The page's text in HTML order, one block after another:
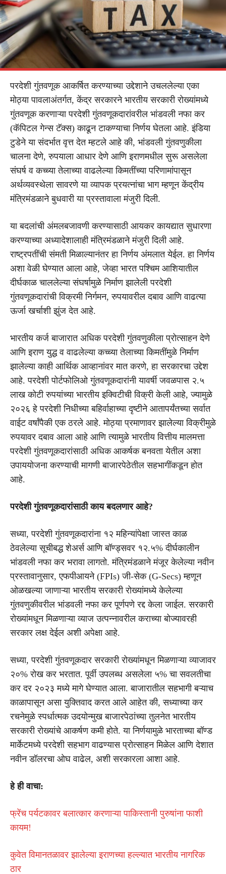
परदेशी गुंतवणूक आकर्षित करण्याच्या उद्देशाने उचललेल्या एका
मोठ्या पावलाअंतर्गत, केंद्र सरकारने भारतीय सरकारी रोख्यांमध्ये
गुंतवणूक करणाऱ्या परदेशी गुंतवणूकदारांवरील भांडवली नफा कर
(कॅपिटल गेन्स टॅक्स) काढून टाकण्याचा निर्णय घेतला आहे. इंडिया
टुडेने या संदर्भात वृत्त देत म्हटले आहे की, भांडवली गुंतवणुकीला
चालना देणे, रुपयाला आधार देणे आणि इराणमधील सुरू असलेला
संघर्ष व कच्च्या तेलाच्या वाढलेल्या किमतींच्या परिणामांपासून
अर्थव्यवस्थेला सावरणे या व्यापक प्रयत्नांचा भाग म्हणून केंद्रीय
मंत्रिमंडळाने बुधवारी या प्रस्तावाला मंजुरी दिली.
या बदलांची अंमलबजावणी करण्यासाठी आयकर कायद्यात सुधारणा
करण्याच्या अध्यादेशालाही मंत्रिमंडळाने मंजुरी दिली आहे.
राष्ट्रपतींची संमती मिळाल्यानंतर हा निर्णय अंमलात येईल. हा निर्णय
अशा वेळी घेण्यात आला आहे, जेव्हा भारत पश्चिम आशियातील
दीर्घकाळ चाललेल्या संघर्षामुळे निर्माण झालेली परदेशी
गुंतवणूकदारांची विक्रमी निर्गमन, रुपयावरील दबाव आणि वाढत्या
ऊर्जा खर्चाशी झुंज देत आहे.
भारतीय कर्ज बाजारात अधिक परदेशी गुंतवणुकीला प्रोत्साहन देणे
आणि इराण युद्ध व वाढलेल्या कच्च्या तेलाच्या किमतींमुळे निर्माण
झालेल्या काही आर्थिक आव्हानांवर मात करणे, हा सरकारचा उद्देश
आहे. परदेशी पोर्टफोलिओ गुंतवणूकदारांनी यावर्षी जवळपास २.५
लाख कोटी रुपयांच्या भारतीय इक्विटीची विक्री केली आहे, ज्यामुळे
२०२६ हे परदेशी निधीच्या बहिर्वाहाच्या दृष्टीने आतापर्यंतच्या सर्वात
वाईट वर्षांपैकी एक ठरले आहे. मोठ्या प्रमाणावर झालेल्या विक्रीमुळे
रुपयावर दबाव आला आहे आणि त्यामुळे भारतीय वित्तीय मालमत्ता
परदेशी गुंतवणूकदारांसाठी अधिक आकर्षक बनवता येतील अशा
उपाययोजना करण्याची मागणी बाजारपेठेतील सहभागींकडून होत
आहे.
परदेशी गुंतवणूकदारांसाठी काय बदलणार आहे?
सध्या, परदेशी गुंतवणूकदारांना १२ महिन्यांपेक्षा जास्त काळ
ठेवलेल्या सूचीबद्ध शेअर्स आणि बॉण्ड्सवर १२.५% दीर्घकालीन
भांडवली नफा कर भरावा लागतो. मंत्रिमंडळाने मंजूर केलेल्या नवीन
प्रस्तावानुसार, एफपीआयने (FPIs) जी-सेक (G-Secs) म्हणून
ओळखल्या जाणाऱ्या भारतीय सरकारी रोख्यांमध्ये केलेल्या
गुंतवणुकीवरील भांडवली नफा कर पूर्णपणे रद्द केला जाईल. सरकारी
रोख्यांमधून मिळणाऱ्या व्याज उत्पन्नावरील कराच्या बोज्यावरही
सरकार लक्ष देईल अशी अपेक्षा आहे.
सध्या, परदेशी गुंतवणूकदार सरकारी रोख्यांमधून मिळणाऱ्या व्याजावर
२०% रोख कर भरतात. पूर्वी उपलब्ध असलेला ५% चा सवलतीचा
कर दर २०२३ मध्ये मागे घेण्यात आला. बाजारातील सहभागी बऱ्याच
काळापासून असा युक्तिवाद करत आले आहेत की, सध्याच्या कर
रचनेमुळे स्पर्धात्मक उदयोन्मुख बाजारपेठांच्या तुलनेत भारतीय
सरकारी रोख्यांचे आकर्षण कमी होते. या निर्णयामुळे भारताच्या बॉण्ड
मार्केटमध्ये परदेशी सहभाग वाढण्यास प्रोत्साहन मिळेल आणि देशात
नवीन डॉलरचा ओघ वाढेल, अशी सरकारला आशा आहे.
हे ही वाचा:
फ्रेंच पर्यटकावर बलात्कार करणाऱ्या पाकिस्तानी पुरुषांना फाशी
कायम!
कुवेत विमानतळावर झालेल्या इराणच्या हल्ल्यात भारतीय नागरिक
ठार